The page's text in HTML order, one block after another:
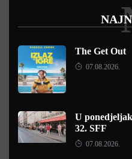
The Get Out
07.08.2026.
U
32. SFF
07.08.2026.